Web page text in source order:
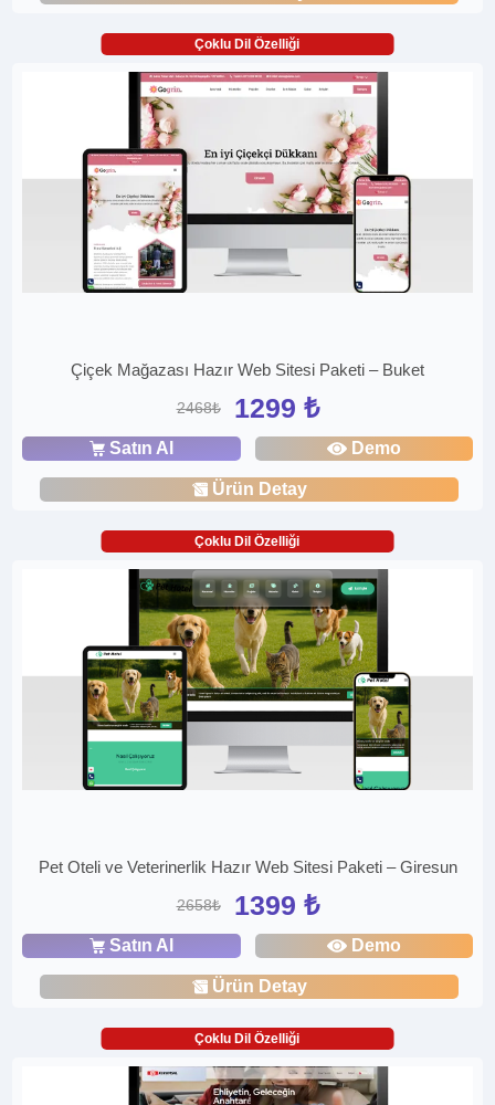
Çoklu Dil Özelliği
Çiçek Mağazası Hazır Web Sitesi Paketi – Buket
2468₺ 1299 ₺
Satın Al Demo
Ürün Detay
Çoklu Dil Özelliği
Pet Oteli ve Veterinerlik Hazır Web Sitesi Paketi – Giresun
2658₺ 1399 ₺
Satın Al Demo
Ürün Detay
Çoklu Dil Özelliği